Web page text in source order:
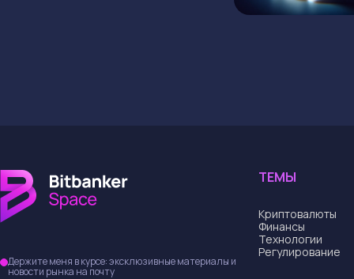
Держите меня в курсе: эксклюзивные материалы и
новости рынка на почту
ТЕМЫ
Криптовалюты
Финансы
Технологии
Регулирование